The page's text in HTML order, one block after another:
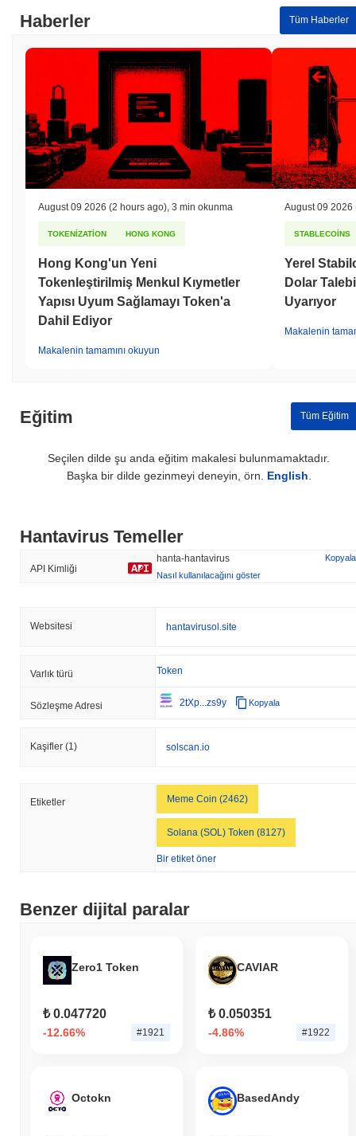
Haberler Tüm Haberler
August 09 2026 (2 hours ago) 3 min okunma
TOKENIZATION HONG KONG
Hong Kong'un Yeni
Tokenleştirilmiş Menkul Kıymetler
Yapısı Uyum Sağlamayı Token'a
Dahil Ediyor
Makalenin tamamını okuyun
August 09 2026
STABLECOINS
Yerel
Dolar
Uyarıyor
Makalenin
Eğitim Tüm Eğitim
Seçilen dilde şu anda eğitim makalesi bulunmamaktadır.
Başka bir dilde gezinmeyi deneyin, örn. English
Hantavirus Temeller
API Kimliği
hanta-hantavirus
Kopyala
Nasıl kullanılacağını göster
Websitesi hantavirusol.site
Varlık türü Token
Sözleşme Adresi 2tXp...zs9y Kopyala
Kaşifler (1) solscan.io
Etiketler Meme Coin (2462)
Solana (SOL) Token (8127)
Bir etiket öner
Benzer dijital paralar
Zero1 Token
₺ 0.047720
-12.66% #1921
CAVIAR
₺ 0.050351
-4.86% #1922
Octokn BasedAndy